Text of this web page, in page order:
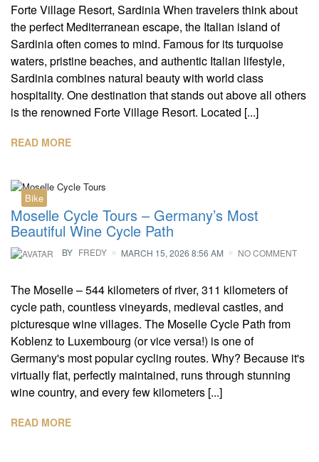
Forte Village Resort, Sardinia When travelers think about
the perfect Mediterranean escape, the Italian island of
Sardinia often comes to mind. Famous for its turquoise
waters, pristine beaches, and authentic Italian lifestyle,
Sardinia combines natural beauty with world class
hospitality. One destination that stands out above all others
is the renowned Forte Village Resort. Located [...]
READ MORE
Bike
Moselle Cycle Tours – Germany’s Most
Beautiful Wine Cycle Path
BY FREDY MARCH 15, 2026 8:56 AM NO COMMENT
The Moselle – 544 kilometers of river, 311 kilometers of
cycle path, countless vineyards, medieval castles, and
picturesque wine villages. The Moselle Cycle Path from
Koblenz to Luxembourg (or vice versa!) is one of
Germany's most popular cycling routes. Why? Because it's
virtually flat, perfectly maintained, runs through stunning
wine country, and every few kilometers [...]
READ MORE